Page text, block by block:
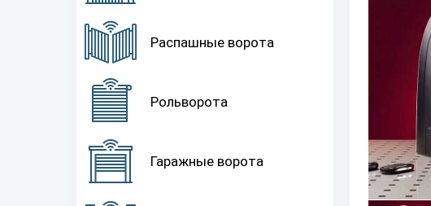
Распашные ворота
Рольворота
Гаражные ворота